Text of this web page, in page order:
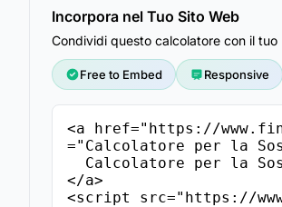
Incorpora nel Tuo Sito Web
Condividi questo calcolatore con il
Free to Embed Responsive
<a href="https://
="Calcolatore per la
</a>
<script src="https://